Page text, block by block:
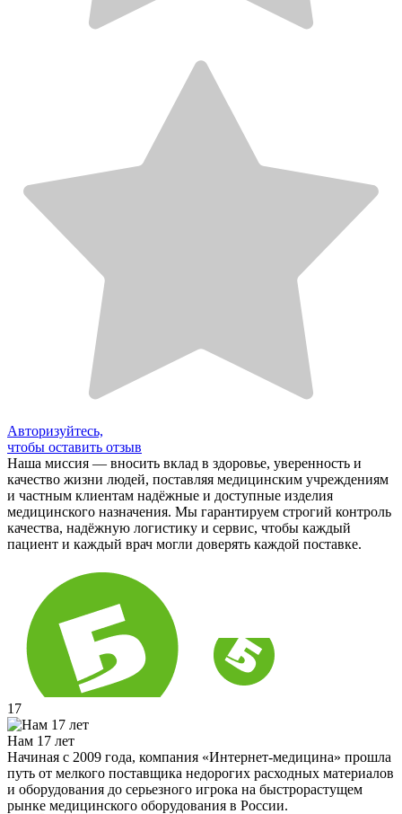
Авторизуйтесь,
чтобы оставить отзыв
Наша миссия — вносить вклад в здоровье, уверенность и
качество жизни людей, поставляя медицинским учреждениям
и частным клиентам надёжные и доступные изделия
медицинского назначения. Мы гарантируем строгий контроль
качества, надёжную логистику и сервис, чтобы каждый
пациент и каждый врач могли доверять каждой поставке.
17
Нам 17 лет
Начиная с 2009 года, компания «Интернет-медицина» прошла
путь от мелкого поставщика недорогих расходных материалов
и оборудования до серьезного игрока на быстрорастущем
рынке медицинского оборудования в России.